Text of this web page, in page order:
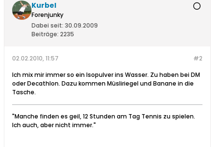
Kurbel
Forenjunky
Dabei seit: 30.09.2009
Beiträge: 2235
#2
02.02.2010, 11:57
Ich mix mir immer so ein Isopulver ins Wasser. Zu haben bei DM
oder Decathlon. Dazu kommen Müsliriegel und Banane in die
Tasche.
"Manche finden es geil, 12 Stunden am Tag Tennis zu spielen.
Ich auch, aber nicht immer."